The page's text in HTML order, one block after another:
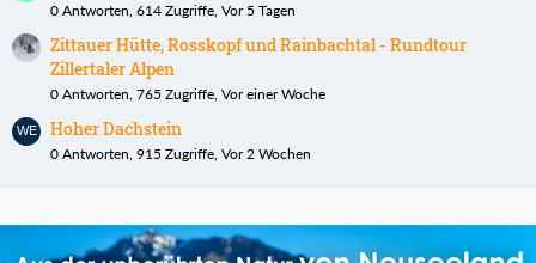
0 Antworten, 614 Zugriffe, Vor 5 Tagen
Zittauer Hütte, Rosskopf und Rainbachtal - Rundtour
Zillertaler Alpen
0 Antworten, 765 Zugriffe, Vor einer Woche
Hoher Dachstein
0 Antworten, 915 Zugriffe, Vor 2 Wochen